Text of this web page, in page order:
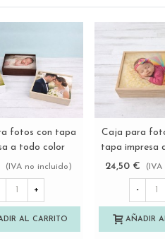
Ver más
fotos con tapa
a todo color
y PF2025
(IVA no incluido)
+
AL CARRITO
Ver
Caja para
tapa impresa
24,50 €
-
AÑADIR